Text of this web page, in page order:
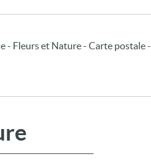
- Fleurs et Nature - Carte postale -